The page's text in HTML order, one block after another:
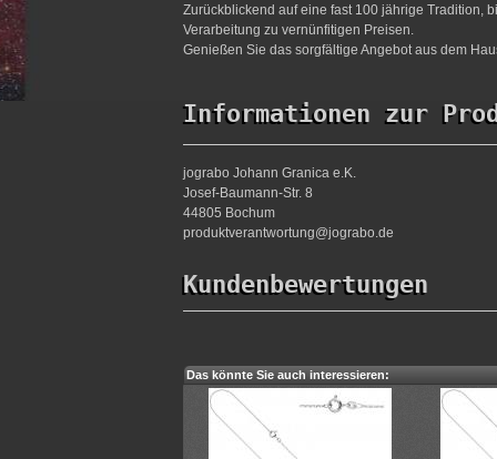
Zurückblickend auf eine fast 100 jährige Tradition,
Verarbeitung zu vernünfitigen Preisen.
Genießen Sie das sorgfältige Angebot aus dem
Informationen zur
jograbo Johann Granica e.K.
Josef-Baumann-Str. 8
44805 Bochum
produktverantwortung@jograbo.de
Kundenbewertungen
Das könnte Sie auch interessieren: